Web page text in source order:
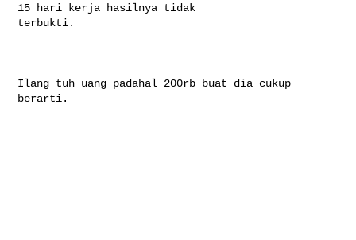
15 hari kerja hasilnya tidak
terbukti.
Ilang tuh uang padahal 200rb buat dia cukup
berarti.